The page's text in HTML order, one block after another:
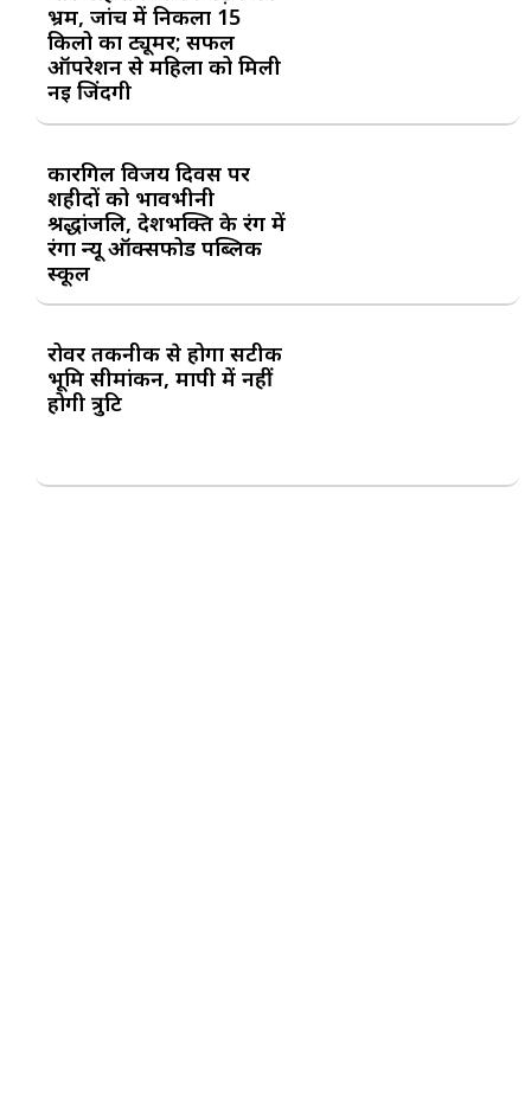
भ्रम, जांच में निकला 15
किलो का ट्यूमर; सफल
ऑपरेशन से महिला को मिली
नई जिंदगी
कारगिल विजय दिवस पर
शहीदों को भावभीनी
श्रद्धांजलि, देशभक्ति के रंग में
रंगा न्यू ऑक्सफोर्ड पब्लिक
स्कूल
रोवर तकनीक से होगा सटीक
भूमि सीमांकन, मापी में नहीं
होगी त्रुटि